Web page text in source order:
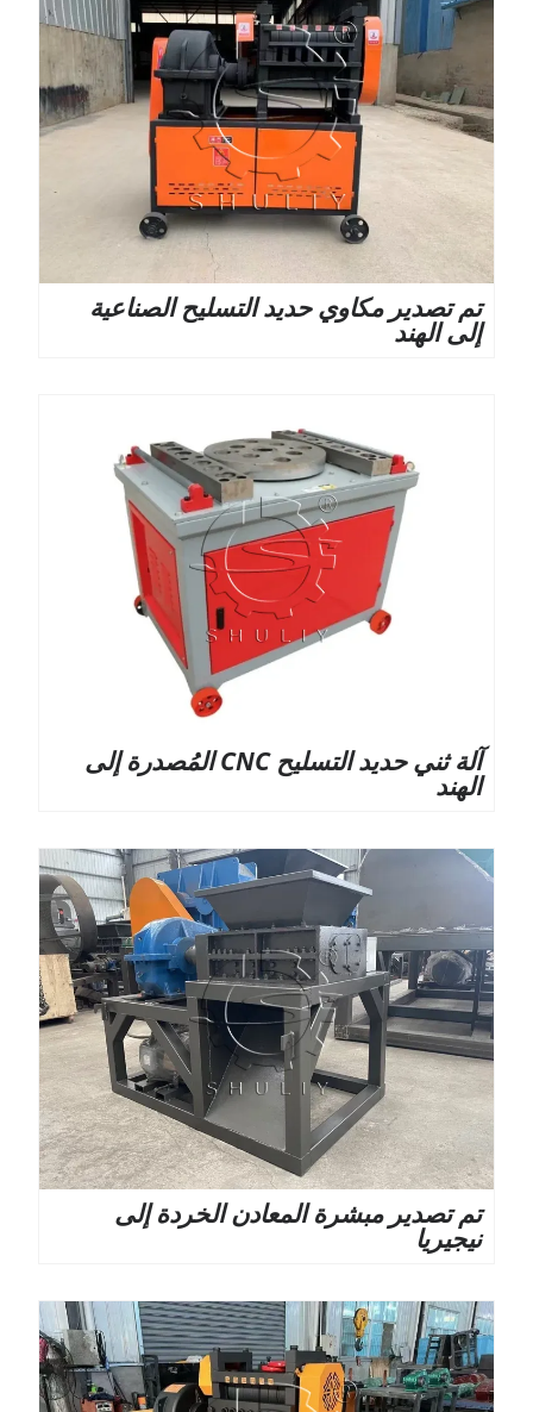
تم تصدير مكاوي حديد التسليح الصناعية
إلى الهند
آلة ثني حديد التسليح CNC المُصدرة إلى
الهند
تم تصدير مبشرة المعادن الخردة إلى
نيجيريا